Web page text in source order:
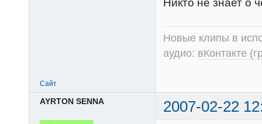
Никто не знает о
Новые клипы в
аудио: вКонтакте
Сайт
AYRTON SENNA 2007-02-22